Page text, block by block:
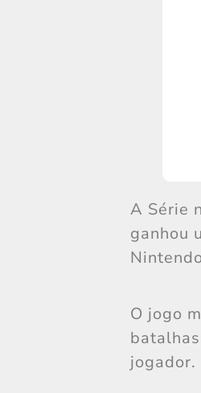
A Série
ganhou
O jogo
jogador.